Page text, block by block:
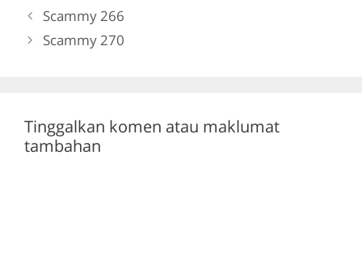
Abdul…
o m
Scammy 266
Scammy 270
Tinggalkan komen atau maklumat
tambahan